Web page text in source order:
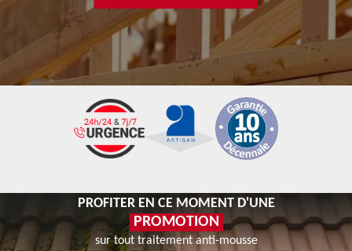
PROFITER EN CE MOMENT D'UNE
PROMOTION
sur tout traitement anti-mousse